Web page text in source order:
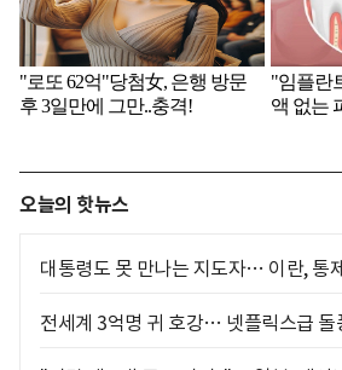
오늘의 핫뉴스
대통령도 못 만나는 지도자… 이란, 통
전세계 3억명 귀 호강… 넷플릭스급 돌